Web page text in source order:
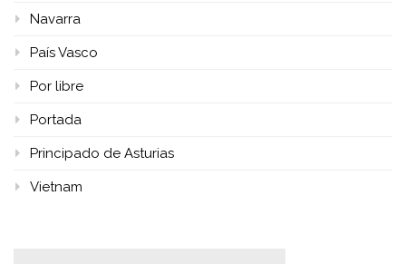
Navarra
País Vasco
Por libre
Portada
Principado de Asturias
Vietnam